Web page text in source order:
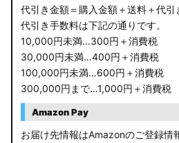
代引き金額＝購入金額＋送料＋代引
代引き手数料は下記の通りです。
10,000円未満…300円＋消費税
30,000円未満…400円＋消費税
100,000円未満…600円＋消費税
300,000円まで…1,000円＋消費税
Amazon Pay
お届け先情報はAmazonのご登録情